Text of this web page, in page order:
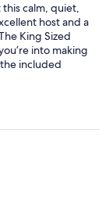
calm, quiet,
host and a
King Sized
into making
included
competitive
parking in front
of a place to